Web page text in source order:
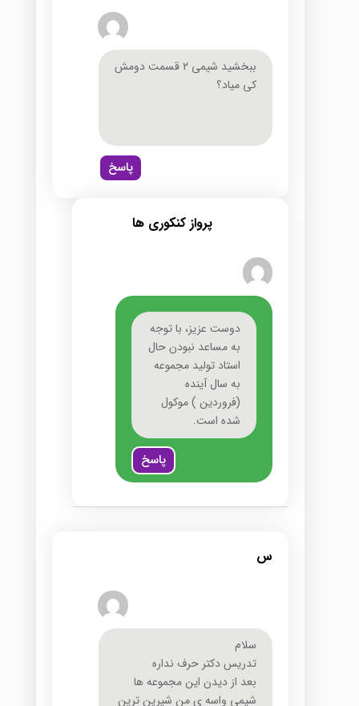
ببخشيد شيمى ٢ قسمت دومش
كى مياد؟
پاسخ
پرواز کنکوری ها
دوست عزیز، با توجه
به مساعد نبودن حال
استاد تولید مجموعه
به سال آینده
(فروردین ) موکول
شده است.
پاسخ
س
سلام
تدریس دکتر حرف نداره
بعد از دیدن این مجموعه ها
شیمی واسه ی من شیرین ترین